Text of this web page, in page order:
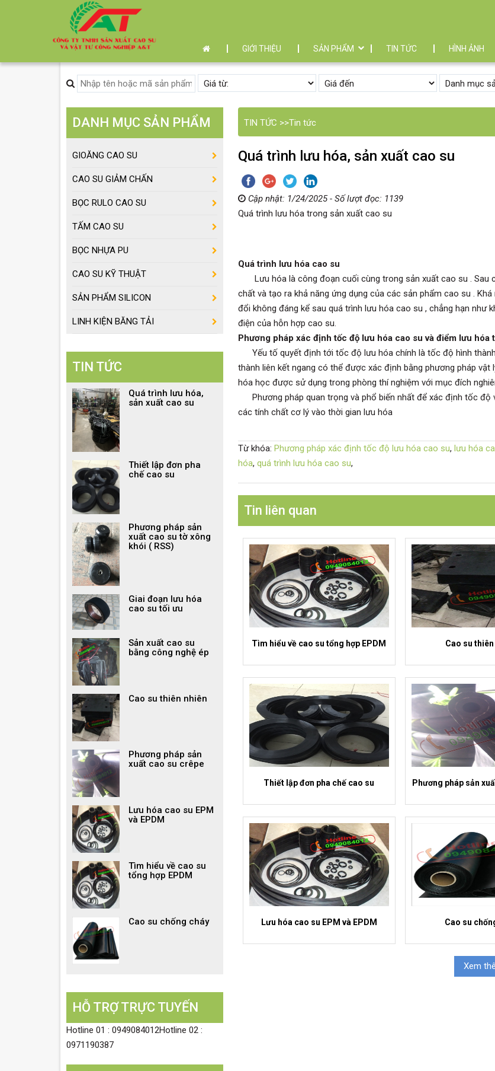
GIỚI THIỆU SẢN PHẨM TIN TỨC HÌNH ẢNH
TIN TỨC >>Tin tức
Quá trình lưu hóa, sản xuất cao su
Cập nhật: 1/24/2025 - Số lượt đọc: 1139
Quá trình lưu hóa trong sản xuất cao su
Quá trình lưu hóa cao su
Lưu hóa là công đoạn cuối cùng trong sản xuất cao su .
chất và tạo ra khả năng ứng dụng của các sản phẩm cao su .
đổi không đáng kể sau quá trình lưu hóa cao su , chẳng hạn như
điện của hỗn hợp cao su.
Phương pháp xác định tốc độ lưu hóa cao su và điểm lưu hóa
Yếu tố quyết định tới tốc độ lưu hóa chính là tốc độ hình
thành liên kết ngang có thể được xác định bằng phương pháp
hóa học được sử dụng trong phòng thí nghiệm với mục đích
Phương pháp quan trọng và phổ biến nhất để xác định tốc độ
các tính chất cơ lý vào thời gian lưu hóa
Từ khóa: Phương pháp xác định tốc độ lưu hóa cao su, lưu hóa
hóa, quá trình lưu hóa cao su,
Tin liên quan
Tìm hiểu về cao su tổng hợp EPDM Cao su
Thiết lập đơn pha chế cao su Phương pháp sản
Lưu hóa cao su EPM và EPDM Cao su
Xem
DANH MỤC SẢN PHẨM
GIOĂNG CAO SU
CAO SU GIẢM CHẤN
BỌC RULO CAO SU
TẤM CAO SU
BỌC NHỰA PU
CAO SU KỸ THUẬT
SẢN PHẨM SILICON
LINH KIỆN BĂNG TẢI
TIN TỨC
Quá trình lưu hóa,
sản xuất cao su
Thiết lập đơn pha
chế cao su
Phương pháp sản
xuất cao su tờ xông
khói ( RSS)
Giai đoạn lưu hóa
cao su tối ưu
Sản xuất cao su
bằng công nghệ ép
Cao su thiên nhiên
Phương pháp sản
xuất cao su crêpe
Lưu hóa cao su EPM
và EPDM
Tìm hiểu về cao su
tổng hợp EPDM
Cao su chống cháy
HỖ TRỢ TRỰC TUYẾN
Hotline 01 : 0949084012Hotline 02 :
0971190387